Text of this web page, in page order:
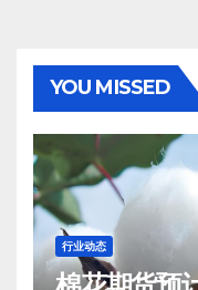
YOU MISSED
行业动态